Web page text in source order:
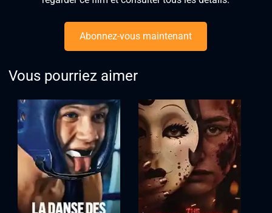
Abonnez-vous maintenant
Vous pourriez aimer